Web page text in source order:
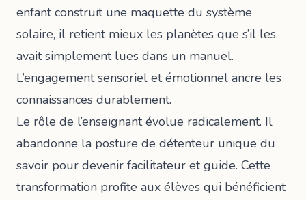
enfant construit une maquette du système
solaire, il retient mieux les planètes que s’il les
avait simplement lues dans un manuel.
L’engagement sensoriel et émotionnel ancre les
connaissances durablement.
Le rôle de l’enseignant évolue radicalement. Il
abandonne la posture de détenteur unique du
savoir pour devenir facilitateur et guide. Cette
transformation profite aux élèves qui bénéficient